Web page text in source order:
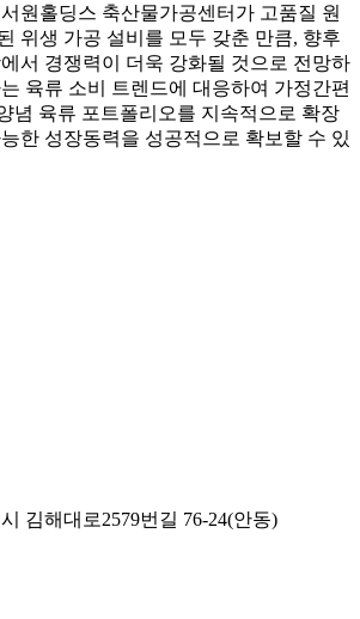
원홀딩스 축산물가공센터가 고품질 원
위생 가공 설비를 모두 갖춘 만큼, 향후
서 경쟁력이 더욱 강화될 것으로 전망하
육류 소비 트렌드에 대응하여 가정간편
념 육류 포트폴리오를 지속적으로 확장
한 성장동력을 성공적으로 확보할 수 있
김해대로2579번길 76-24(안동)